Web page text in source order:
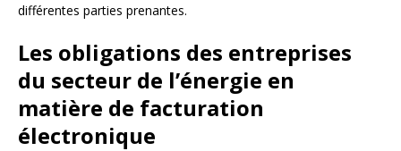
différentes parties prenantes.
Les obligations des entreprises
du secteur de l’énergie en
matière de facturation
électronique